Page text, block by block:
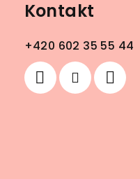
Kontakt
+420 602 35 55 44